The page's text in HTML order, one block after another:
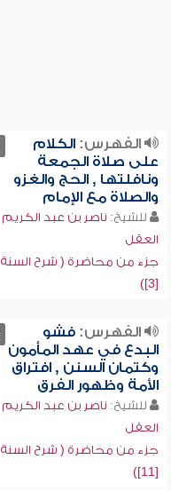
الفهرس:الكلام
على صلاة الجمعة
ونافلتها , الحج والغزو
والصلاة مع الإمام
للشيخ: ناصر بن عبد الكريم
العقل
جزء من محاضرة ( شرح السنة
[3])
الفهرس:فشو
البدع في عهد المأمون
وكتمان السنن , افتراق
الأمة وظهور الفرق
للشيخ: ناصر بن عبد الكريم
العقل
جزء من محاضرة ( شرح السنة
[11])